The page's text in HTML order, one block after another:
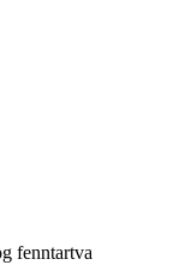
fenntartva